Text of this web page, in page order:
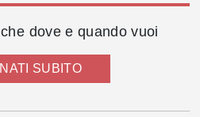
dove e quando vuoi
SUBITO